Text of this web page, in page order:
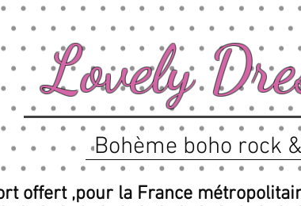
Lovely
Bohème boho rock
offert ,pour la France